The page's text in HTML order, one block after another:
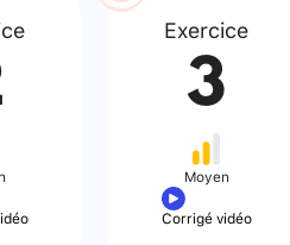
Exercice
3
Moyen
Corrigé vidéo